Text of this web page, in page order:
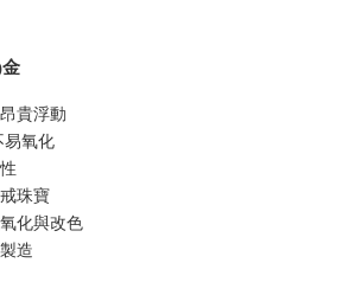
貴浮動
易氧化
珠寶
化與改色
造